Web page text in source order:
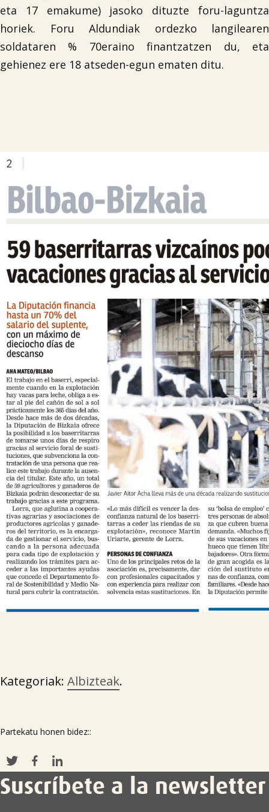
eta 17 emakume) jasoko dituzte foru-laguntza
horiek. Foru Aldundiak ordezko langilearen
soldataren % 70eraino finantzatzen du, eta
gehienez ere 18 atseden-egun ematen ditu.
Kategoriak: Albizteak.
Partekatu honen bidez::
Suscríbete a la newsletter